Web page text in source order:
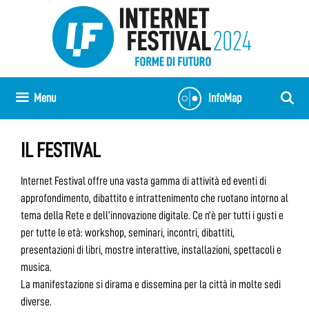
InfoMap
Menu
IL FESTIVAL
Internet Festival offre una vasta gamma di attività ed eventi di
approfondimento, dibattito e intrattenimento che ruotano intorno al
tema della Rete e dell’innovazione digitale. Ce n’è per tutti i gusti e
per tutte le età: workshop, seminari, incontri, dibattiti,
presentazioni di libri, mostre interattive, installazioni, spettacoli e
musica.
La manifestazione si dirama e dissemina per la città in molte sedi
diverse.